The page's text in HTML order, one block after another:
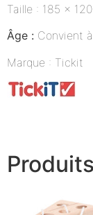
Taille : 185 x
Âge : Convient
Marque : Tickit